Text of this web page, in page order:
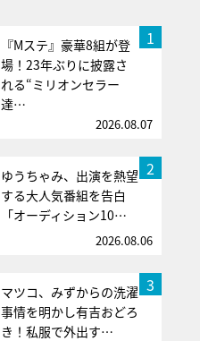
1
『Mステ』豪華8組が登
場！23年ぶりに披露さ
れる“ミリオンセラー
達…
2026.08.07
2
ゆうちゃみ、出演を熱望
する大人気番組を告白
「オーディション10…
2026.08.06
3
マツコ、みずからの洗濯
事情を明かし有吉おどろ
き！私服で外出す…